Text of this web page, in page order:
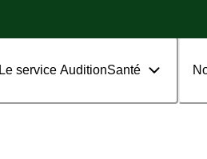
Le service AuditionSanté